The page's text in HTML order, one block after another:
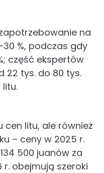
na
%, podczas gdy
część ekspertów
22 tys. do 80 tys.
cen litu, ale również
– ceny w 2025 r.
500 juanów za
obejmują szeroki